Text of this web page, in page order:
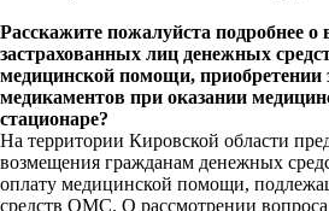
Расскажите пожалуйста подробнее о
застрахованных лиц денежных
медицинской помощи, приобретении
медикаментов при оказании
стационаре?
На территории Кировской области
возмещения гражданам денежных
оплату медицинской помощи,
средств ОМС. О рассмотрении